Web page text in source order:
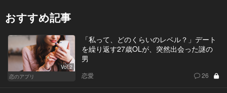
おすすめ記事
Vol.2
恋のアプリ
「私って、どのくらいのレベル？」デート
を繰り返す27歳OLが、突然出会った謎の
男
恋愛 26